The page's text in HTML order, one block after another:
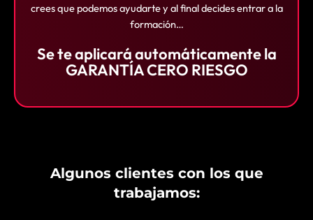
crees que podemos ayudarte y al final decides entrar a la
formación…
Se te aplicará automáticamente la
GARANTÍA CERO RIESGO
Algunos clientes con los que
trabajamos: